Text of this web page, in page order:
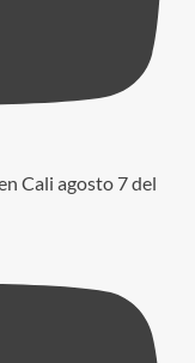
Cali agosto 7 del